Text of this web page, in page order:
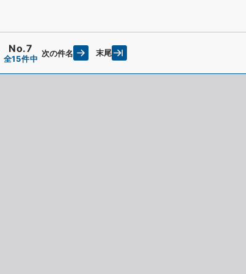
No.7
全15件中
次の件名 末尾